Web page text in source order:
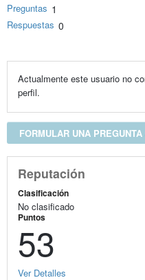
Preguntas 1
Respuestas 0
Actualmente este usuario no
perfil.
FORMULAR UNA
Reputación
Clasificación
No clasificado
Puntos
53
Ver Detalles